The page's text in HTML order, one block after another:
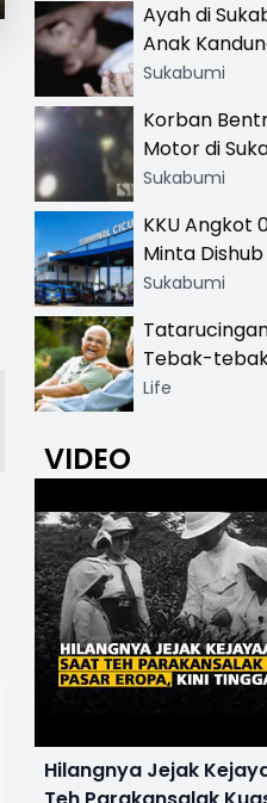
Khusus
Ayah di
Anak
Hingga SMA
Sukabumi
Korban
Motor di
dan Sopir
Sukabumi
KKU Angkot
Minta
Tertibkan
Narik
Sukabumi
Tebak-
Sunda yang
Life
VIDEO
Hilangnya Jejak